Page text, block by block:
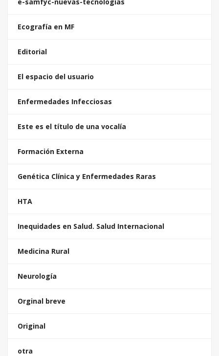
Ecografía en MF
Editorial
El espacio del usuario
Enfermedades Infecciosas
Este es el título de una vocalía
Formación Externa
Genética Clínica y Enfermedades Raras
HTA
Inequidades en Salud. Salud Internacional
Medicina Rural
Neurología
Orginal breve
Original
otra